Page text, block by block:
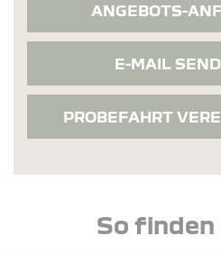
ANGEBOTS-
E-MAIL
PROBEFAHRT
So finden